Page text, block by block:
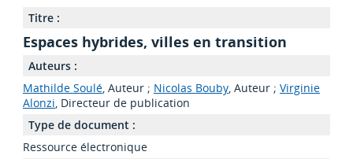
Titre :
Espaces hybrides, villes en transition
Auteurs :
Mathilde Soulé, Auteur ; Nicolas Bouby, Auteur ; Virginie
Alonzi, Directeur de publication
Type de document :
Ressource électronique